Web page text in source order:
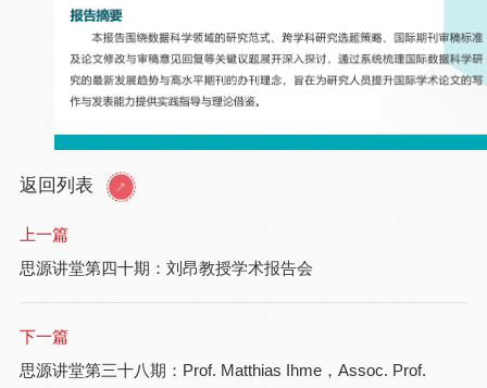
返回列表
上一篇
思源讲堂第四十期：刘昂教授学术报告会
下一篇
思源讲堂第三十八期：Prof. Matthias Ihme，Assoc. Prof.